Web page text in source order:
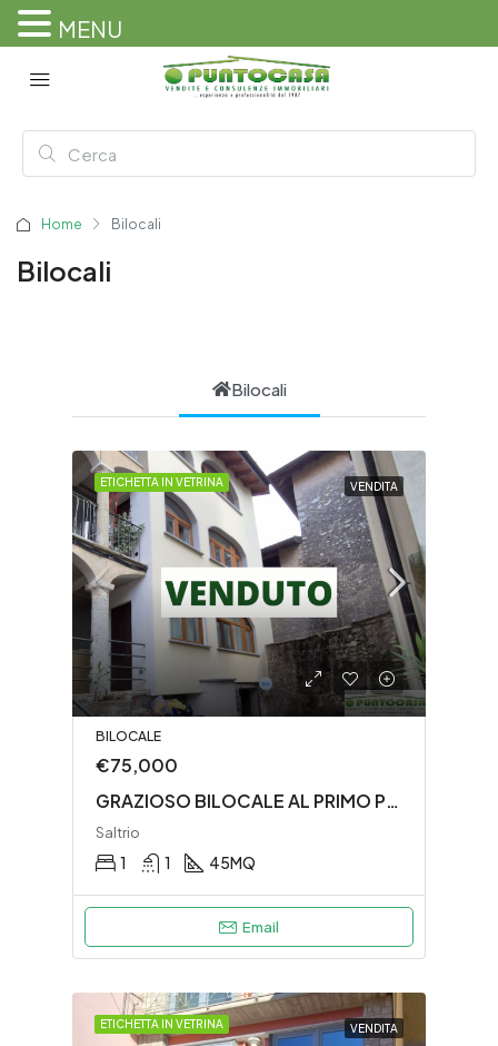
Home Bilocali
Bilocali
Bilocali
ETICHETTA IN VETRINA VENDITA
BILOCALE
€75,000
GRAZIOSO BILOCALE AL PRIMO PIANO SENZA SPESE CONDOMINIALI
Saltrio
1 1 45MQ
Email
ETICHETTA IN VETRINA VENDITA
MENU